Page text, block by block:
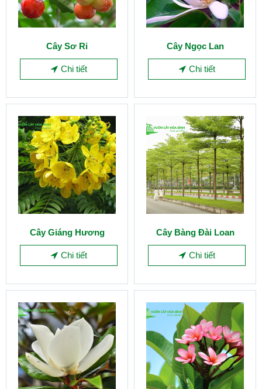
Cây Sơ Ri
Chi tiết
Cây Ngọc Lan
Chi tiết
Cây Giáng Hương
Chi tiết
Cây Bàng Đài Loan
Chi tiết